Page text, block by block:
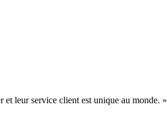
et leur service client est unique au monde. »